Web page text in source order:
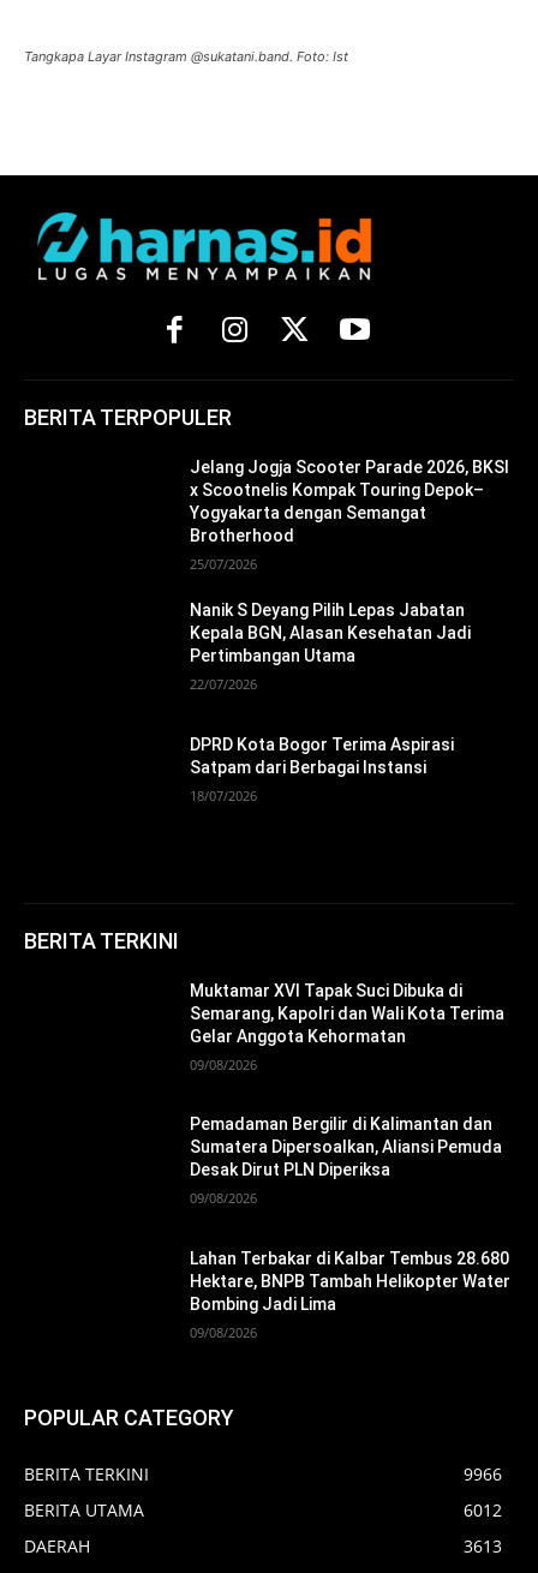
Tangkapa Layar Instagram @sukatani.band. Foto: Ist
BERITA TERPOPULER
Jelang Jogja Scooter Parade 2026, BKSI
x Scootnelis Kompak Touring Depok–
Yogyakarta dengan Semangat
Brotherhood
25/07/2026
Nanik S Deyang Pilih Lepas Jabatan
Kepala BGN, Alasan Kesehatan Jadi
Pertimbangan Utama
22/07/2026
DPRD Kota Bogor Terima Aspirasi
Satpam dari Berbagai Instansi
18/07/2026
BERITA TERKINI
Muktamar XVI Tapak Suci Dibuka di
Semarang, Kapolri dan Wali Kota Terima
Gelar Anggota Kehormatan
09/08/2026
Pemadaman Bergilir di Kalimantan dan
Sumatera Dipersoalkan, Aliansi Pemuda
Desak Dirut PLN Diperiksa
09/08/2026
Lahan Terbakar di Kalbar Tembus 28.680
Hektare, BNPB Tambah Helikopter Water
Bombing Jadi Lima
09/08/2026
POPULAR CATEGORY
BERITA TERKINI
9966
BERITA UTAMA
6012
DAERAH
3613